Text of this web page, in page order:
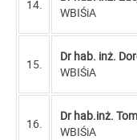
14.
WBIŚiA
15.
Dr hab. inż.
WBIŚiA
16.
Dr hab.inż.
WBIŚiA